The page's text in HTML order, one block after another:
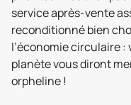
service après-vente
reconditionné bien
l’économie circulaire
planète vous diront
orpheline !